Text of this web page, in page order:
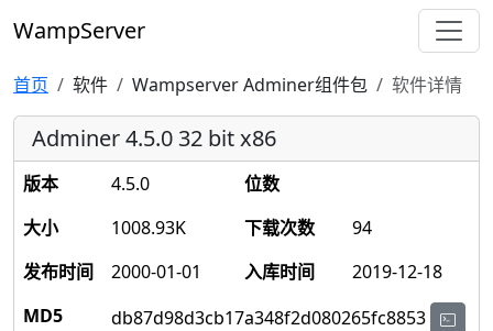
WampServer
首页 软件 Wampserver Adminer组件包 软件详情
Adminer 4.5.0 32 bit x86
版本 4.5.0
位数
大小
1008.93K 下载次数
94
发布时间
2000-01-01 入库时间
2019-12-18
MD5
db87d98d3cb17a348f2d080265fc8853